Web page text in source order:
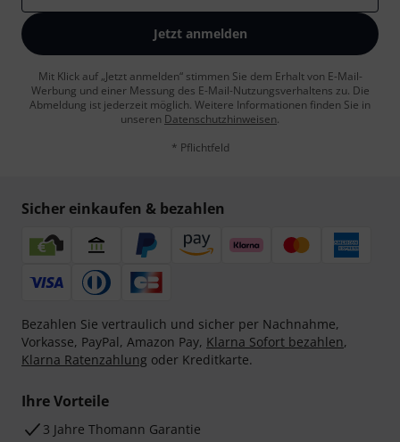
Jetzt anmelden
Mit Klick auf „Jetzt anmelden“ stimmen Sie dem Erhalt von E-Mail-
Werbung und einer Messung des E-Mail-Nutzungsverhaltens zu. Die
Abmeldung ist jederzeit möglich. Weitere Informationen finden Sie in
unseren Datenschutzhinweisen.
* Pflichtfeld
Sicher einkaufen & bezahlen
Bezahlen Sie vertraulich und sicher per Nachnahme,
Vorkasse, PayPal, Amazon Pay, Klarna Sofort bezahlen,
Klarna Ratenzahlung oder Kreditkarte.
Ihre Vorteile
3 Jahre Thomann Garantie